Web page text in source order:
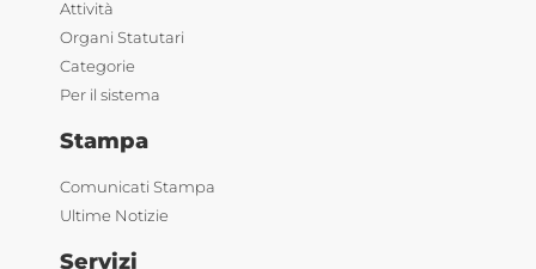
Attività
Organi Statutari
Categorie
Per il sistema
Stampa
Comunicati Stampa
Ultime Notizie
Servizi